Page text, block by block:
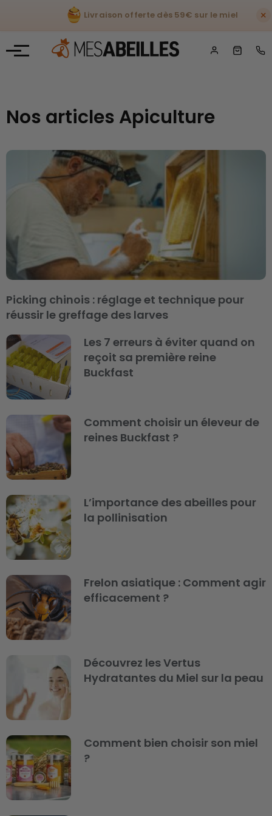
Livraison offerte dès 59€ sur le miel ×
Mes Abeilles» Conseils
Nos articles Apiculture
Picking chinois : réglage et technique pour
réussir le greffage des larves
Les 7 erreurs à éviter quand on
reçoit sa première reine
Buckfast
Comment choisir un éleveur de
reines Buckfast ?
L’importance des abeilles pour
la pollinisation
Frelon asiatique : Comment agir
efficacement ?
Découvrez les Vertus
Hydratantes du Miel sur la peau
Comment bien choisir son miel
?